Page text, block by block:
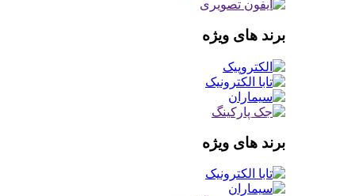
برند های ویژه
برند های ویژه